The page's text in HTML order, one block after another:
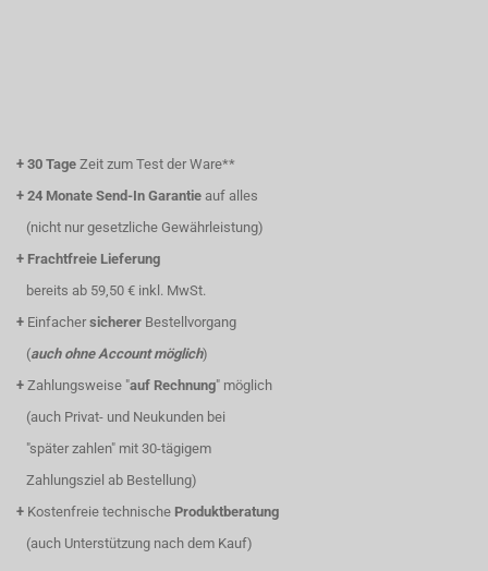
+ 30 Tage Zeit zum Test der Ware**
+ 24 Monate Send-In Garantie auf alles
(nicht nur gesetzliche Gewährleistung)
+ Frachtfreie Lieferung
bereits ab 59,50 € inkl. MwSt.
+ Einfacher sicherer Bestellvorgang
(auch ohne Account möglich)
+ Zahlungsweise "auf Rechnung" möglich
(auch Privat- und Neukunden bei
"später zahlen" mit 30-tägigem
Zahlungsziel ab Bestellung)
+ Kostenfreie technische Produktberatung
(auch Unterstützung nach dem Kauf)